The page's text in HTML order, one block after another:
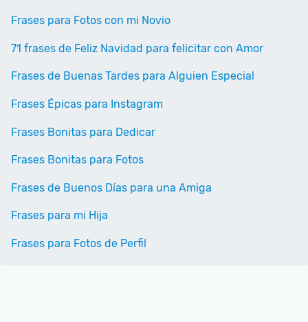
Frases para Fotos con mi Novio
71 frases de Feliz Navidad para felicitar con Amor
Frases de Buenas Tardes para Alguien Especial
Frases Épicas para Instagram
Frases Bonitas para Dedicar
Frases Bonitas para Fotos
Frases de Buenos Días para una Amiga
Frases para mi Hija
Frases para Fotos de Perfil